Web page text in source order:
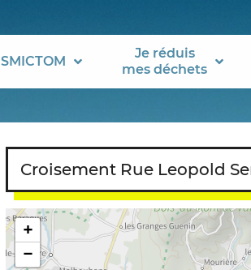
SMICTOM
Je réduis
mes déchets
Croisement Rue Leopold
+
−